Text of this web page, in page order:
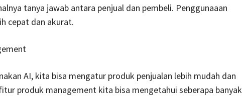
tanya jawab antara penjual dan pembeli. Penggunaaan
cepat dan akurat.
AI, kita bisa mengatur produk penjualan lebih mudah dan
produk management kita bisa mengetahui seberapa banyak